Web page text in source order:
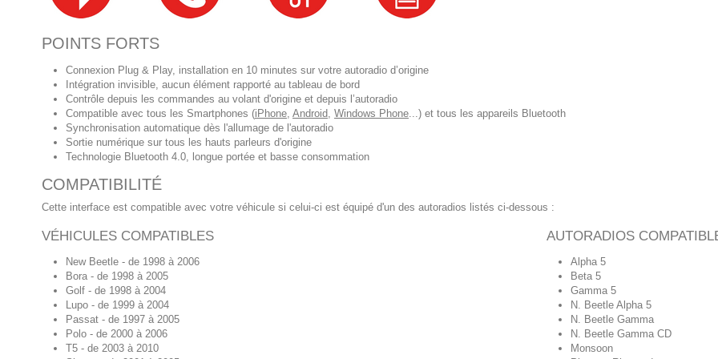
POINTS FORTS
Connexion Plug & Play, installation en 10 minutes sur votre autoradio d’origine
Intégration invisible, aucun élément rapporté au tableau de bord
Contrôle depuis les commandes au volant d'origine et depuis l’autoradio
Compatible avec tous les Smartphones (iPhone Android Windows Phone ...) et tous les appareils Bluetooth
Synchronisation automatique dès l'allumage de l'autoradio
Sortie numérique sur tous les hauts parleurs d'origine
Technologie Bluetooth 4.0, longue portée et basse consommation
COMPATIBILITÉ
Cette interface est compatible avec votre véhicule si celui-ci est équipé d'un des autoradios listés ci-dessous :
VÉHICULES COMPATIBLES
New Beetle - de 1998 à 2006
Bora - de 1998 à 2005
Golf - de 1998 à 2004
Lupo - de 1999 à 2004
Passat - de 1997 à 2005
Polo - de 2000 à 2006
T5 - de 2003 à 2010
AUTORADIOS
Alpha 5
Beta 5
Gamma 5
N. Beetle Alpha 5
N. Beetle Gamma
N. Beetle Gamma CD
Monsoon